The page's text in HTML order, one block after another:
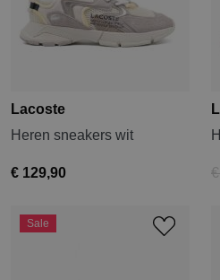
Lacoste
Heren sneakers wit
€ 129,90
Sale